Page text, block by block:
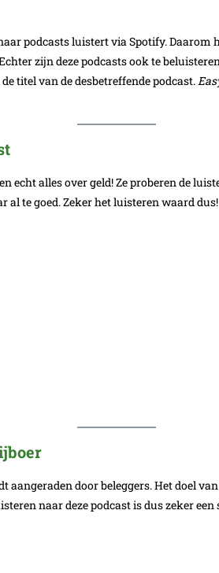
podcasts luistert via Spotify. Daarom
zijn deze podcasts ook te
titel van de desbetreffende podcast.
echt alles over geld! Ze proberen de
al te goed. Zeker het luisteren waard dus!
aangeraden door beleggers. Het doel
naar deze podcast is dus zeker